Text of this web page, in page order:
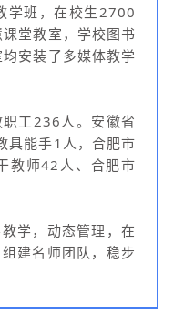
学班，在校生2700
堂教室，学校图书
安装了多媒体教学
工236人。安徽省
具能手1人，合肥市
教师42人、合肥市
学，动态管理，在
建名师团队，稳步